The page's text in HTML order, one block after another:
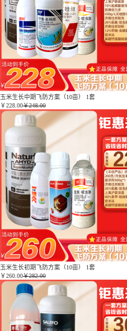
玉米生长中期飞防方案（10亩） 1套
￥228.00￥248.00
玉米生长初期飞防方案（10亩） 1套
￥260.00￥282.00